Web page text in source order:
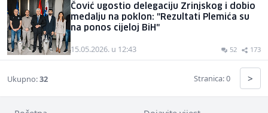
Čović ugostio delegaciju Zrinjskog i dobio
medalju na poklon: "Rezultati Plemića su
na ponos cijeloj BiH"
15.05.2026. u 12:43 52 173
Ukupno:32 Stranica: 0 >